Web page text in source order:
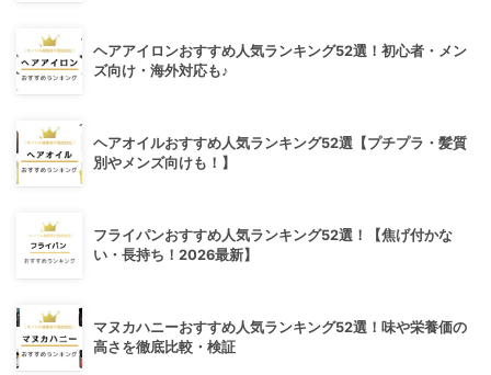
ヘアアイロンおすすめ人気ランキング52選！初心者・メン
ズ向け・海外対応も♪
ヘアオイルおすすめ人気ランキング52選【プチプラ・髪質
別やメンズ向けも！】
フライパンおすすめ人気ランキング52選！【焦げ付かな
い・長持ち！2026最新】
マヌカハニーおすすめ人気ランキング52選！味や栄養価の
高さを徹底比較・検証